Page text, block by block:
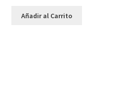
Añadir al Carrito